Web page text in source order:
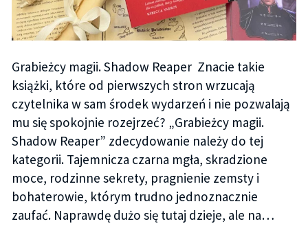
Grabieżcy magii. Shadow Reaper Znacie takie
książki, które od pierwszych stron wrzucają
czytelnika w sam środek wydarzeń i nie pozwalają
mu się spokojnie rozejrzeć? „Grabieżcy magii.
Shadow Reaper” zdecydowanie należy do tej
kategorii. Tajemnicza czarna mgła, skradzione
moce, rodzinne sekrety, pragnienie zemsty i
bohaterowie, którym trudno jednoznacznie
zaufać. Naprawdę dużo się tutaj dzieje, ale na…